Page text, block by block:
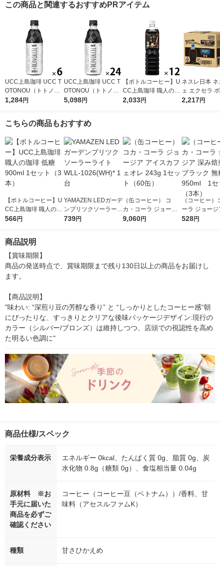
この商品と関連するおすすめPRアイテム
UCC上島珈琲 UCC T
OTONOU（トトノ
ウ） by BLACK無糖 5
1,284円
UCC上島珈琲 UCC T
OTONOU（トトノ
ウ） by BLACK無糖 5
5,098円
【ボトルコーヒー】U
CC上島珈琲 職人の珈
琲 無糖 900ml 1箱（1
2,033円
ネスレ日本
ェ エクセラ
ーヒー 無糖
2,217円
こちらの商品もおすすめ
【ボトルコーヒー】U
CC上島珈琲 職人の珈
琲 低糖 900ml 1セッ
566円
YAMAZEN LEDガーデ
ンブリツクソーラーラ
イト WLL-1026(WH)*
739円
（缶コーヒー） コ
カ・コーラ ジョージ
ア アイスカフェオレ
9,060円
（コーヒー）
ーラ ジョー
焙煎贅沢ブラ
528円
商品説明
【賞味期限】
商品の発送時点で、賞味期限まで残り130日以上の商品をお届けし
ます。
【商品説明】
"味わい: “深煎り豆の芳醇な香り” と “しっかりとしたコーヒー感“朝
にぴったりな、すっきりとクリアな後味パッケージデザイン:現行の
カラー（シルバー/ブロンズ）は維持しつつ、店頭での視認性を高め
た明るい色調に"
商品仕様/スペック
栄養成分表示
エネルギー 0kcal、たんぱく質 0g、脂質 0g、炭
水化物 0.8g（糖類 0g）、食塩相当量 0.04g
原材料 ※お
手元に届いた
商品を必ずご
確認ください
コーヒー（コーヒー豆（ベトナム））/香料、甘
味料（アセスルファムK）
種類 甘さひかえめ